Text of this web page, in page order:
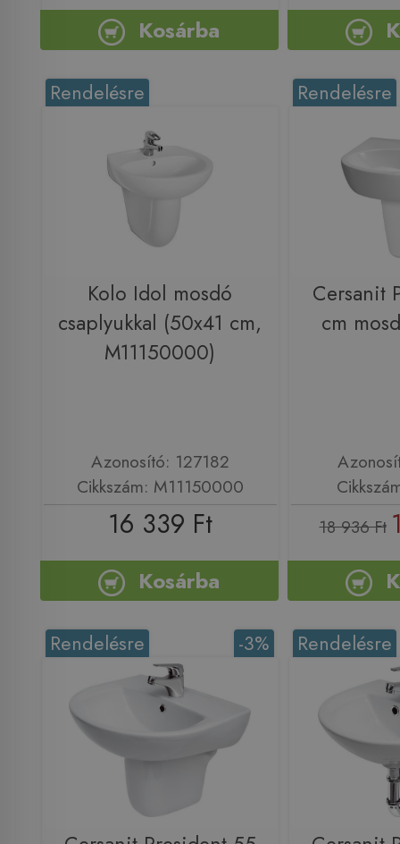
Kosárba
Rendelésre
Kolo Idol mosdó
csaplyukkal (50x41 cm,
M11150000)
Azonosító: 127182
Cikkszám: M11150000
16 339 Ft
Kosárba
Rendelésre
Cersanit
cm
18 936 Ft
-3%
Rendelésre Rendelésre